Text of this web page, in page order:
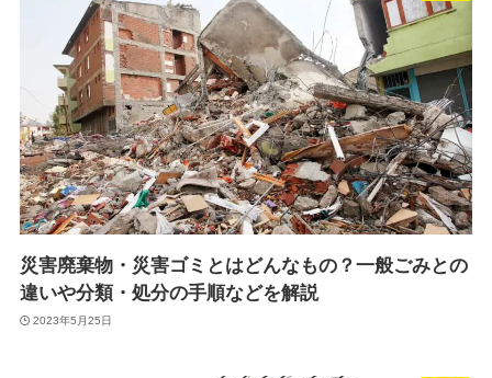
災害廃棄物・災害ゴミとはどんなもの？一般ごみとの
違いや分類・処分の手順などを解説
2023年5月25日